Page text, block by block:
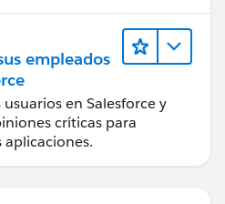
empleados
usuarios en Salesforce y
críticas para
aplicaciones.